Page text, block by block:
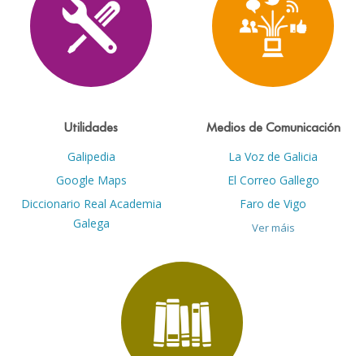
Utilidades
Galipedia
Google Maps
Diccionario Real Academia
Galega
Medios de Comunicación
La Voz de Galicia
El Correo Gallego
Faro de Vigo
Ver máis